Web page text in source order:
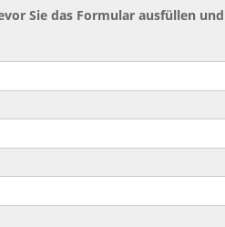
Sie das Formular ausfüllen